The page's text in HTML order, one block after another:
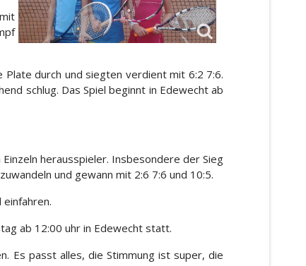
Plate durch und siegten verdient mit 6:2 7:6.
schlug. Das Spiel beginnt in Edewecht ab
herausspieler. Insbesondere der Sieg
und gewann mit 2:6 7:6 und 10:5.
ab 12:00 uhr in Edewecht statt.
Es passt alles, die Stimmung ist super, die